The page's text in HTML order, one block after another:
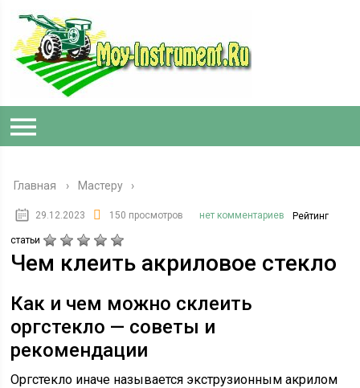
Главная › Мастеру
29.12.2023 150 просмотров нет комментариев Рейтинг
статьи
Чем клеить акриловое стекло
Как и чем можно склеить
оргстекло — советы и
рекомендации
Оргстекло иначе называется экструзионным акрилом